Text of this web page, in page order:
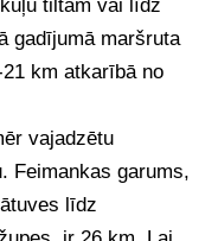
tiltam vai līdz
gadījumā maršruta
km atkarībā no
vajadzētu
Feimankas garums,
līdz